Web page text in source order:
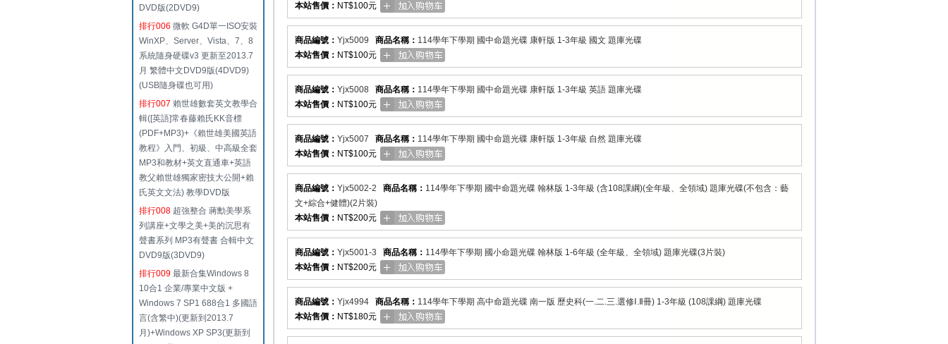
DVD版(2DVD9)
排行006 微軟 G4D單一ISO安裝
WinXP、Server、Vista、7、8
系統隨身硬碟v3 更新至2013.7
月 繁體中文DVD9版(4DVD9)
(USB隨身碟也可用)
排行007 賴世雄數套英文教學合
輯([英語]常春藤賴氏KK音標
(PDF+MP3)+《賴世雄美國英語
教程》入門、初級、中高級全套
MP3和教材+英文直通車+英語
教父賴世雄獨家密技大公開+賴
氏英文文法) 教學DVD版
排行008 超強整合 蔣勳美學系
列講座+文學之美+美的沉思有
聲書系列 MP3有聲書 合輯中文
DVD9版(3DVD9)
排行009 最新合集Windows 8
10合1 企業/專業中文版 +
Windows 7 SP1 688合1 多國語
言(含繁中)(更新到2013.7
月)+Windows XP SP3(更新到
本站售價： NT$100元
商品編號： Yjx5009 商品名稱： 114學年下學期 國中命題光碟 康軒版 1-3年級 國文 題庫光碟
本站售價： NT$100元
商品編號： Yjx5008 商品名稱： 114學年下學期 國中命題光碟 康軒版 1-3年級 英語 題庫光碟
本站售價： NT$100元
商品編號： Yjx5007 商品名稱： 114學年下學期 國中命題光碟 康軒版 1-3年級 自然 題庫光碟
本站售價： NT$100元
商品編號： Yjx5002-2 商品名稱： 114學年下學期 國中命題光碟 翰林版 1-3年級 (含108課綱)(全年級、全領域) 題庫光碟(不包含：藝
文+綜合+健體)(2片裝)
本站售價： NT$200元
商品編號： Yjx5001-3 商品名稱： 114學年下學期 國小命題光碟 翰林版 1-6年級 (全年級、全領域) 題庫光碟(3片裝)
本站售價： NT$200元
商品編號： Yjx4994 商品名稱： 114學年下學期 高中命題光碟 南一版 歷史科(一.二.三.選修Ⅰ.Ⅱ冊) 1-3年級 (108課綱) 題庫光碟
本站售價： NT$180元